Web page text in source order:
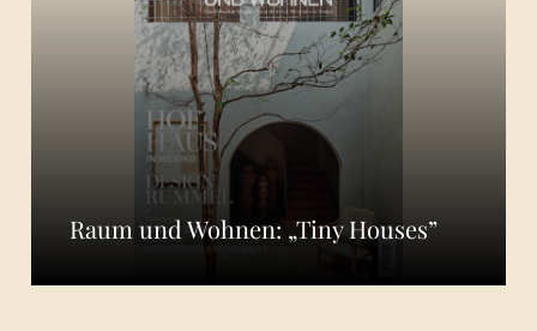
Raum und Wohnen: „Tiny Houses”